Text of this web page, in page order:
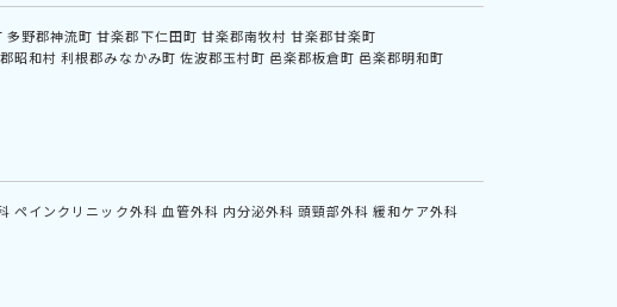
多野郡神流町 甘楽郡下仁田町 甘楽郡南牧村 甘楽郡甘楽町
昭和村 利根郡みなかみ町 佐波郡玉村町 邑楽郡板倉町 邑楽郡明和町
ペインクリニック外科 血管外科 内分泌外科 頭頸部外科 緩和ケア外科